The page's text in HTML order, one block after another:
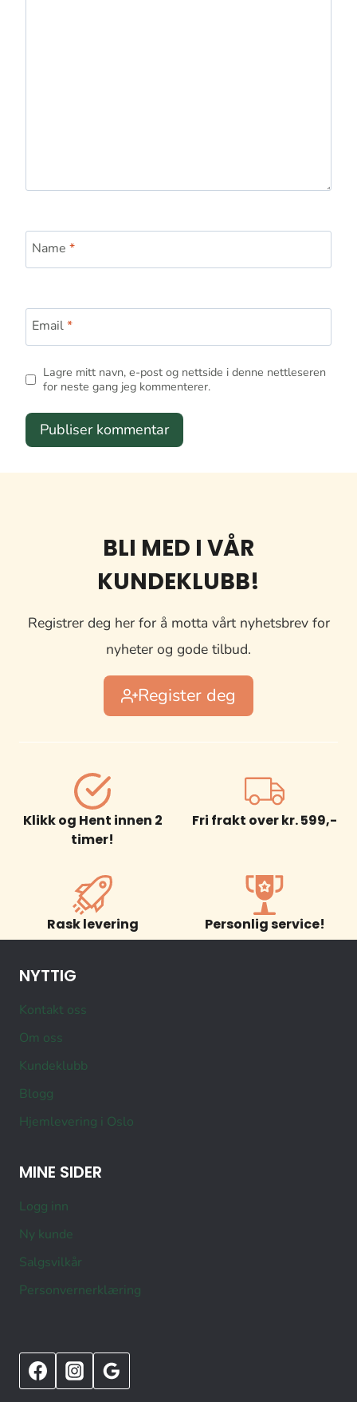
Name *
Email*
Lagre mitt navn, e-post og nettside i denne nettleseren
for neste gang jeg kommenterer.
BLI MED I VÅR
KUNDEKLUBB!
Registrer deg her for å motta vårt nyhetsbrev for
nyheter og gode tilbud.
Register deg
Klikk og Hent innen 2
timer!
Fri frakt over kr. 599,-
Rask levering Personlig service!
NYTTIG
Kontakt oss
Om oss
Kundeklubb
Blogg
Hjemlevering i Oslo
MINE SIDER
Logg inn
Ny kunde
Salgsvilkår
Personvernerklæring